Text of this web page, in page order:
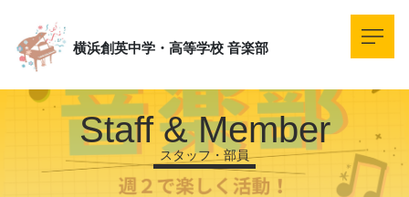
横浜創英中学・高等学校 音楽部
スタッフ・部員
Staff & Member